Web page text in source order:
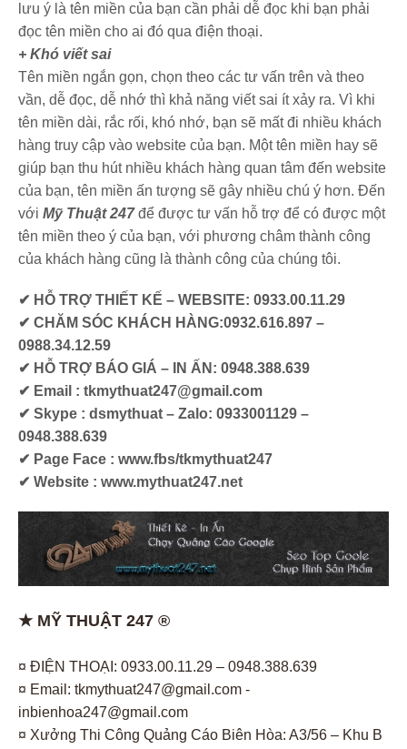
lưu ý là tên miền của bạn cần phải dễ đọc khi bạn phải
đọc tên miền cho ai đó qua điện thoại.
+ Khó viết sai
Tên miền ngắn gọn, chọn theo các tư vấn trên và theo
vần, dễ đọc, dễ nhớ thì khả năng viết sai ít xảy ra. Vì khi
tên miền dài, rắc rối, khó nhớ, bạn sẽ mất đi nhiều khách
hàng truy cập vào website của bạn. Một tên miền hay sẽ
giúp bạn thu hút nhiều khách hàng quan tâm đến website
của bạn, tên miền ấn tượng sẽ gây nhiều chú ý hơn. Đến
với Mỹ Thuật 247để được tư vấn hỗ trợ để có được một
tên miền theo ý của bạn, với phương châm thành công
của khách hàng cũng là thành công của chúng tôi.
✔ HỖ TRỢ THIẾT KẾ – WEBSITE: 0933.00.11.29
✔ CHĂM SÓC KHÁCH HÀNG:0932.616.897 –
0988.34.12.59
✔ HỖ TRỢ BÁO GIÁ – IN ẤN: 0948.388.639
✔ Email : tkmythuat247@gmail.com
✔ Skype : dsmythuat – Zalo: 0933001129 –
0948.388.639
✔ Page Face : www.fbs/tkmythuat247
✔ Website : www.mythuat247.net
★ MỸ THUẬT 247 ®
¤ ĐIỆN THOẠI: 0933.00.11.29 – 0948.388.639
¤ Email: tkmythuat247@gmail.com -
inbienhoa247@gmail.com
¤ Xưởng Thi Công Quảng Cáo Biên Hòa: A3/56 – Khu B